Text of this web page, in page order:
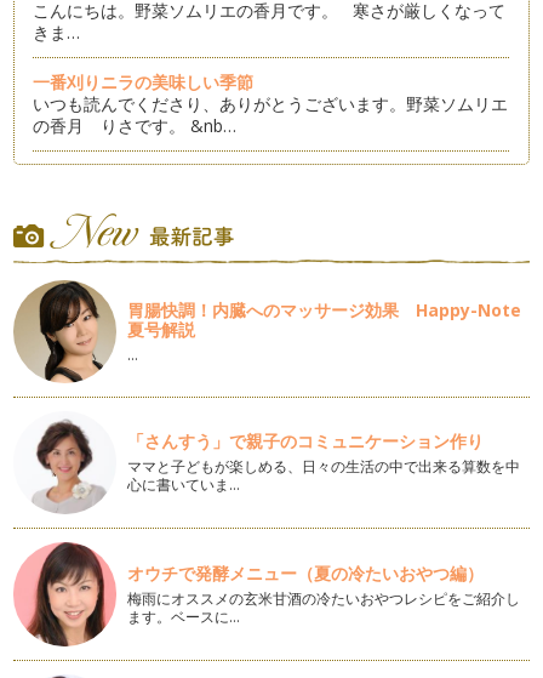
こんにちは。野菜ソムリエの香月です。 寒さが厳しくなって
きま…
一番刈りニラの美味しい季節
いつも読んでくださり、ありがとうございます。野菜ソムリエ
の香月 りさです。 &nb…
ありがとうございます。 &…
真っ赤に熟すと甘くなる！完熟赤ピーマン
こんにちは。野菜ソムリエの香月です。いつも読んでくださり
ありがとうございます。 &…
畑で育つ海藻！？ビタミン・ミネラルたっぷりの新顔野菜
こんにちは。野菜ソムリエの香月です。いつも読んでくださり
捨てないで！ニンジンの葉のおいしい活用法
さて、これは何の葉でしょうか？ もこもこでふわっと…
自分で育てれば好きになるかな？苦手野菜を育ててみよう！
新緑の美しい季節になりましたね。色々な花が色鮮やかに咲い
て、鳥たちのハミングもあ…
トマトぎらい！ ゼリー部分のグニャが苦手なら。
季節が変わると、お店の野菜売り場も品揃えが変わってきま
す。 一年を通し、中でも品数…
胃腸快調！内臓へのマッサージ効果 Happy-Note
夏号解説
…
「さんすう」で親子のコミュニケーション作り
ママと子どもが楽しめる、日々の生活の中で出来る算数を中
心に書いていま…
オウチで発酵メニュー（夏の冷たいおやつ編）
梅雨にオススメの玄米甘酒の冷たいおやつレシピをご紹介し
ます。ベースに…